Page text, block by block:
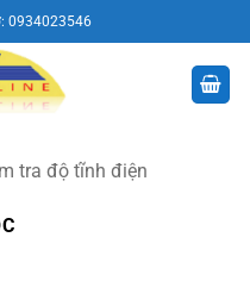
0934023546
tra độ tĩnh điện